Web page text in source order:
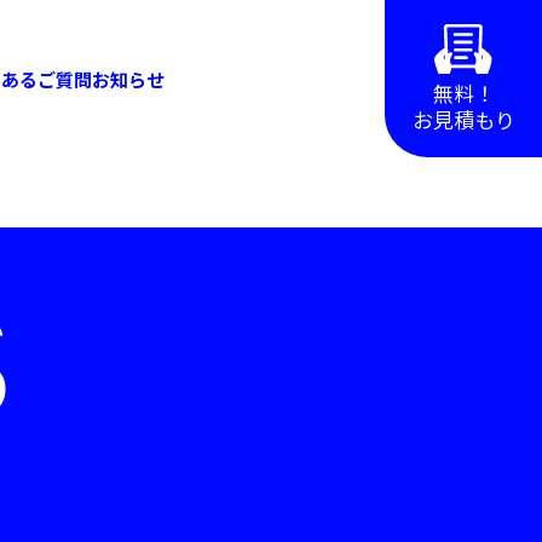
るご質問お知らせ
無料！
お見積もり